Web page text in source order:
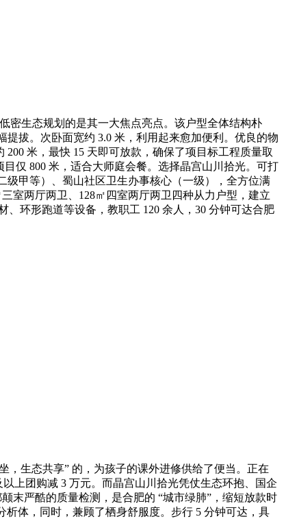
密生态规划的是其一大焦点亮点。该户型全体结构朴
拔。次卧面宽约 3.0 米，利用起来愈加便利。优良的物
米，最快 15 天即可放款，确保了项目标工程质量取
仅 800 米，适合大师庭会餐。选择晶宫山川拾光。可打
级甲等）、蜀山社区卫生办事核心（一级），全方位满
室两厅两卫、128㎡四室两厅两卫四种从力户型，建立
环形跑道等设备，教职工 120 余人，30 分钟可达合肥
，生态共享” 的，为孩子的课外进修供给了便当。正在
上团购减 3 万元。而晶宫山川拾光凭仗生态环抱、国企
末严酷的质量检测，是合肥的 “城市绿肺”，缩短放款时
体，同时，兼顾了栖身舒服度。步行 5 分钟可达，具